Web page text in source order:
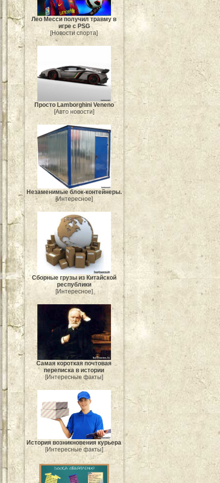
Лео Месси получил травму в
игре с PSG
[Новости спорта]
Просто Lamborghini Veneno
[Авто новости]
Незаменимые блок-контейнеры.
[Интересное]
Сборные грузы из Китайской
республики
[Интересное]
Самая короткая почтовая
переписка в истории
[Интересные факты]
История возникновения курьера
[Интересные факты]